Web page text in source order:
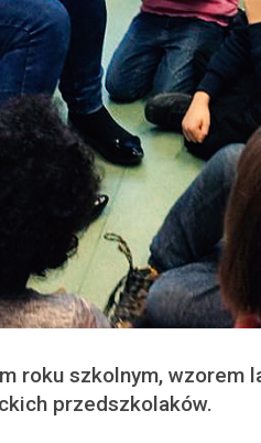
roku szkolnym, wzorem
przedszkolaków.